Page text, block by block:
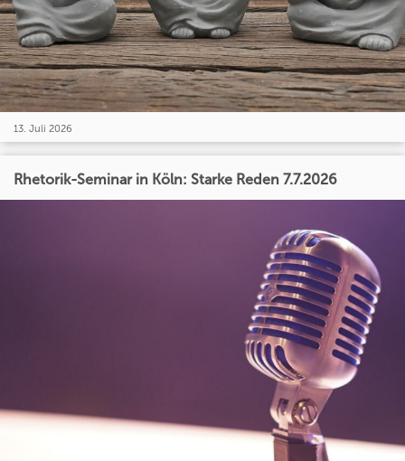
13. Juli 2026
Rhetorik-Seminar in Köln: Starke Reden 7.7.2026